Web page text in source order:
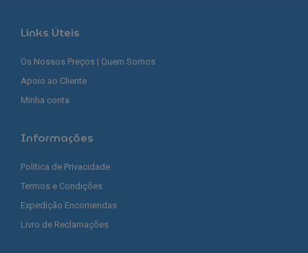
Links Úteis
Os Nossos Preços | Quem Somos
Apoio ao Cliente
Minha conta
Informações
Política de Privacidade
Termos e Condições
Expedição Encomendas
Livro de Reclamações